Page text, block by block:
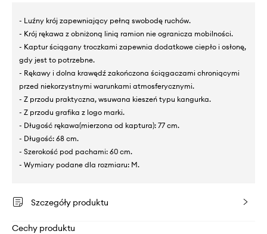
- Luźny krój zapewniający pełną swobodę ruchów.
- Krój rękawa z obniżoną linią ramion nie ogranicza mobilności.
- Kaptur ściągany troczkami zapewnia dodatkowe ciepło i osłonę,
gdy jest to potrzebne.
- Rękawy i dolna krawędź zakończona ściągaczami chroniącymi
przed niekorzystnymi warunkami atmosferycznymi.
- Z przodu praktyczna, wsuwana kieszeń typu kangurka.
- Z przodu grafika z logo marki.
- Długość rękawa(mierzona od kaptura): 77 cm.
- Długość: 68 cm.
- Szerokość pod pachami: 60 cm.
- Wymiary podane dla rozmiaru: M.
Szczegóły produktu
Cechy produktu